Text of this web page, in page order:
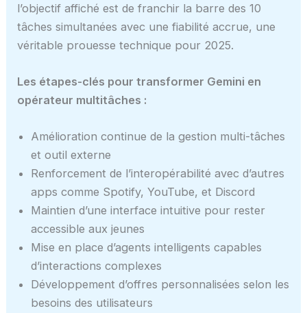
l’objectif affiché est de franchir la barre des 10
tâches simultanées avec une fiabilité accrue, une
véritable prouesse technique pour 2025.
Les étapes-clés pour transformer Gemini en
opérateur multitâches :
Amélioration continue de la gestion multi-tâches
et outil externe
Renforcement de l’interopérabilité avec d’autres
apps comme Spotify, YouTube, et Discord
Maintien d’une interface intuitive pour rester
accessible aux jeunes
Mise en place d’agents intelligents capables
d’interactions complexes
Développement d’offres personnalisées selon les
besoins des utilisateurs